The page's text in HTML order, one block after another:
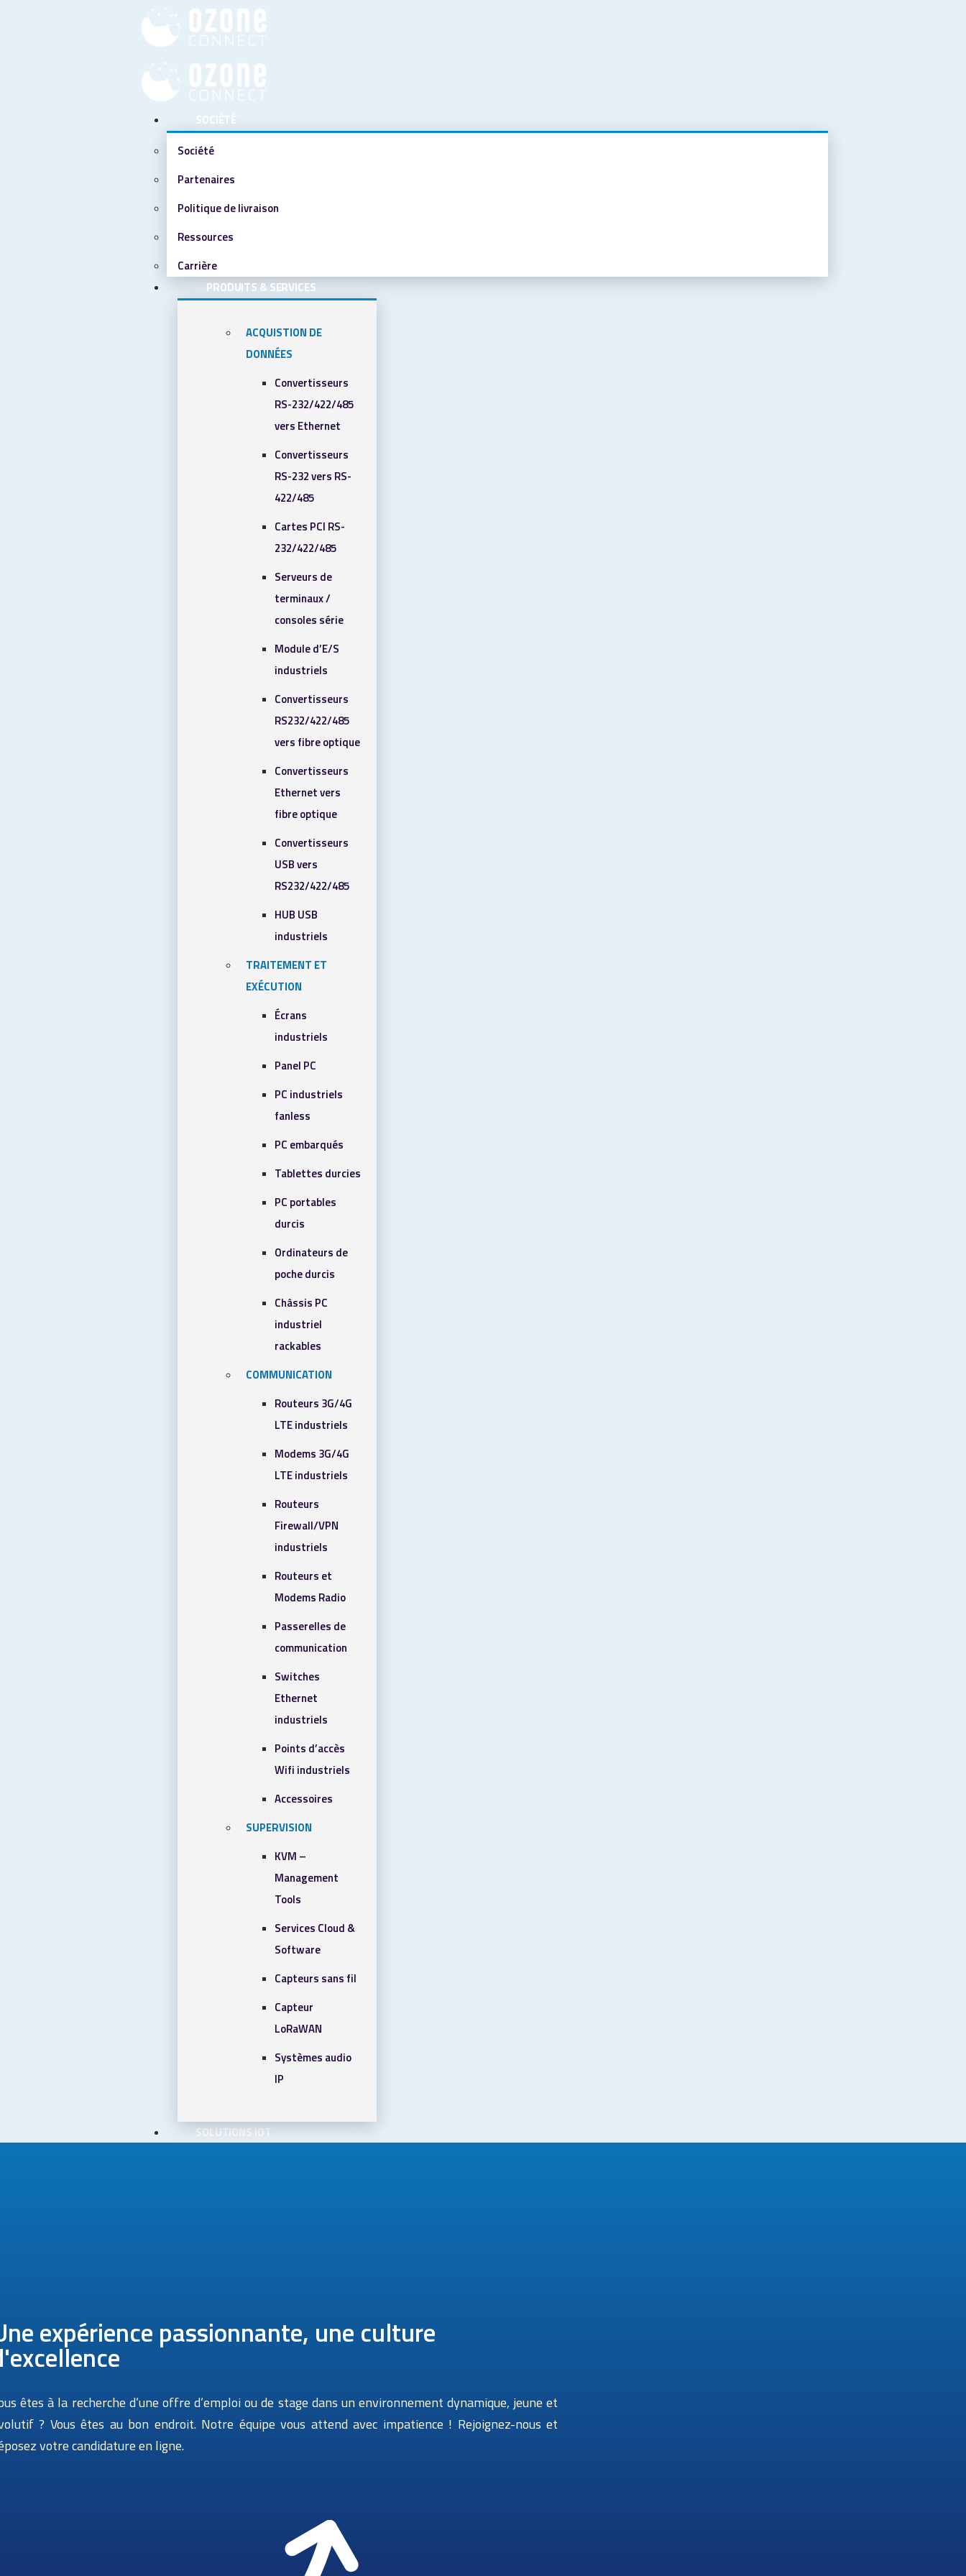
SOCIÉTÉ
Société
Partenaires
Politique de livraison
Ressources
Carrière
PRODUITS & SERVICES
ACQUISTION DE
DONNÉES
Convertisseurs
RS-232/422/485
vers Ethernet
Convertisseurs
RS-232 vers RS-
422/485
Cartes PCI RS-
232/422/485
Serveurs de
terminaux /
consoles série
Module d’E/S
industriels
Convertisseurs
RS232/422/485
vers fibre optique
Convertisseurs
Ethernet vers
fibre optique
Convertisseurs
USB vers
RS232/422/485
HUB USB
industriels
TRAITEMENT ET
EXÉCUTION
Écrans
industriels
Panel PC
PC industriels
fanless
PC embarqués
Tablettes durcies
PC portables
durcis
Ordinateurs de
poche durcis
Châssis PC
industriel
rackables​
COMMUNICATION
Routeurs 3G/4G
LTE industriels
Modems 3G/4G
LTE industriels
Routeurs
Firewall/VPN
industriels
Routeurs et
Modems Radio
Passerelles de
communication
Switches
Ethernet
industriels
Points d’accès
Wifi industriels
Accessoires
SUPERVISION
KVM –
Management
Tools
Services Cloud &
Software
Capteurs sans fil
Capteur
LoRaWAN
Systèmes audio
IP
SOLUTIONS IOT
expérience passionnante, une culture
êtes à la recherche d’une offre d’emploi ou de stage dans un environnement dynamique, jeune et
? Vous êtes au bon endroit. Notre équipe vous attend avec impatience ! Rejoignez-nous et
votre candidature en ligne.